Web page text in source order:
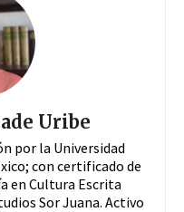
Uribe
por la Universidad
con certificado de
en Cultura Escrita
Sor Juana. Activo